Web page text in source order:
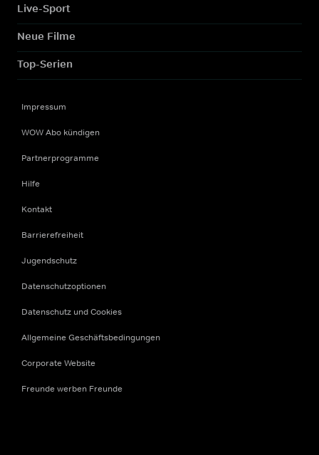
Live-Sport
Neue Filme
Top-Serien
Impressum
WOW Abo kündigen
Partnerprogramme
Hilfe
Kontakt
Barrierefreiheit
Jugendschutz
Datenschutzoptionen
Datenschutz und Cookies
Allgemeine Geschäftsbedingungen
Corporate Website
Freunde werben Freunde